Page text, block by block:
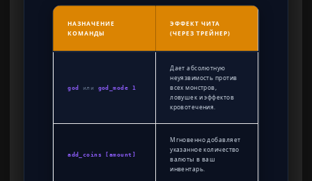
НАЗНАЧЕНИЕ
КОМАНДЫ
ЭФФЕКТ ЧИТА
(ЧЕРЕЗ ТРЕЙНЕР)
god или god_mode 1
Дает абсолютную
неуязвимость против
всех монстров,
ловушек и эффектов
кровотечения.
add_coins [amount]
Мгновенно добавляет
указанное количество
валюты в ваш
инвентарь.